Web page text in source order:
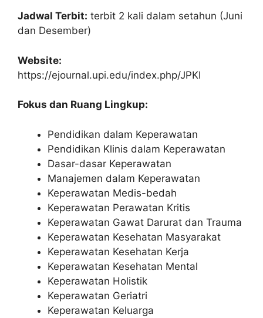
Jadwal Terbit: terbit 2 kali dalam setahun (Juni
dan Desember)
Website:
https://ejournal.upi.edu/index.php/JPKI
Fokus dan Ruang Lingkup:
Pendidikan dalam Keperawatan
Pendidikan Klinis dalam Keperawatan
Dasar-dasar Keperawatan
Manajemen dalam Keperawatan
Keperawatan Medis-bedah
Keperawatan Perawatan Kritis
Keperawatan Gawat Darurat dan Trauma
Keperawatan Kesehatan Masyarakat
Keperawatan Kesehatan Kerja
Keperawatan Kesehatan Mental
Keperawatan Holistik
Keperawatan Geriatri
Keperawatan Keluarga